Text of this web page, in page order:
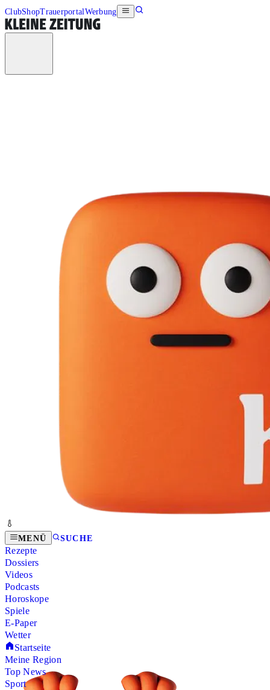
ClubShopTrauerportalWerbung
MENÜ SUCHE
Rezepte
Dossiers
Videos
Podcasts
Horoskope
Spiele
E-Paper
Wetter
Startseite
Meine Region
Top News
Sport